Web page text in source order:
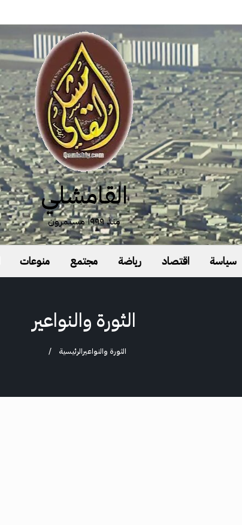
القامشلي
منذ ١٩٩٩ مستمرون
سياسة اقتصاد رياضة مجتمع منوعات
الثورة والنواعير
الرئيسيةالثورة والنواعير